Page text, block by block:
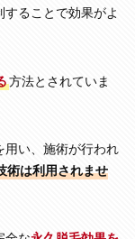
ることで効果がよ
方法とされていま
用い、施術が行われ
術は利用されませ